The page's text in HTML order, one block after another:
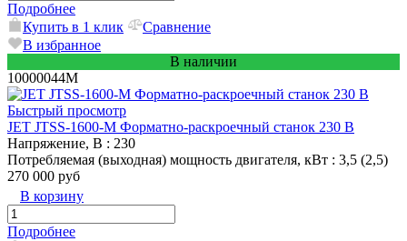
Подробнее
Купить в 1 клик
Сравнение
В избранное
В наличии
10000044M
Быстрый просмотр
JET JTSS-1600-M Форматно-раскроечный станок 230 В
Напряжение, В : 230
Потребляемая (выходная) мощность двигателя, кВт : 3,5 (2,5)
270 000 руб
В корзину
Подробнее